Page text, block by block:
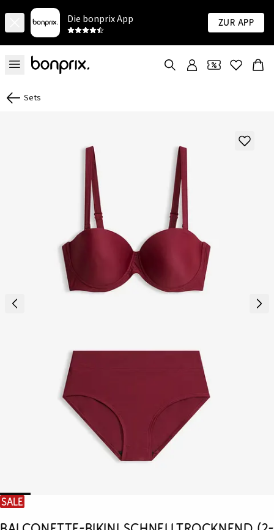
Die bonprix App Zur App
Sets
SALE